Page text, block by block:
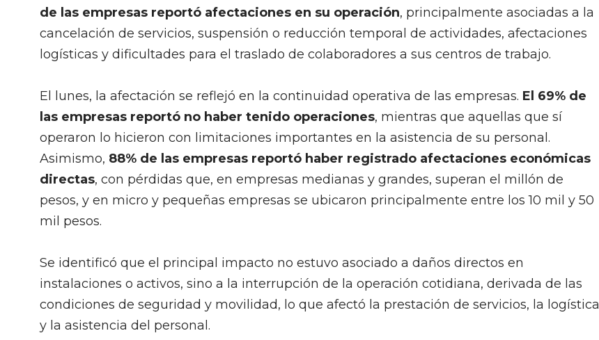
de las empresas reportó afectaciones en su operación, principalmente asociadas a la
cancelación de servicios, suspensión o reducción temporal de actividades, afectaciones
logísticas y dificultades para el traslado de colaboradores a sus centros de trabajo.
El lunes, la afectación se reflejó en la continuidad operativa de las empresas. El 69% de
las empresas reportó no haber tenido operaciones, mientras que aquellas que sí
operaron lo hicieron con limitaciones importantes en la asistencia de su personal.
Asimismo, 88% de las empresas reportó haber registrado afectaciones económicas
directas, con pérdidas que, en empresas medianas y grandes, superan el millón de
pesos, y en micro y pequeñas empresas se ubicaron principalmente entre los 10 mil y 50
mil pesos.
Se identificó que el principal impacto no estuvo asociado a daños directos en
instalaciones o activos, sino a la interrupción de la operación cotidiana, derivada de las
condiciones de seguridad y movilidad, lo que afectó la prestación de servicios, la logística
y la asistencia del personal.